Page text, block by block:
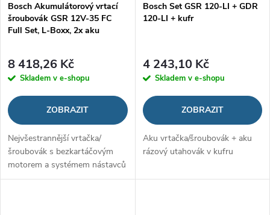
Bosch Akumulátorový vrtací
šroubovák GSR 12V-35 FC
Full Set, L-Boxx, 2x aku
8 418,26 Kč
Skladem v e-shopu
ZOBRAZIT
Nejvšestrannější vrtačka/
šroubovák s bezkartáčovým
motorem a systémem nástavců
FlexiClick v kategorii 12 V
Bosch Set GSR 120-LI + GDR
120-LI + kufr
4 243,10 Kč
Skladem v e-shopu
ZOBRAZIT
Aku vrtačka/šroubovák + aku
rázový utahovák v kufru